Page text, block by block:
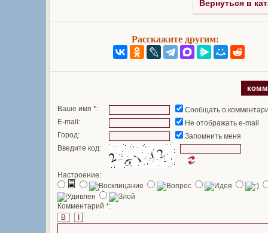
Вернуться в
Расскажите другим:
Ваше имя *:
Сообщать о
E-mail:
Не отображать e-mail
Город:
Запомнить меня
Введите код:
Настроение:
Комментарий *:
B
I